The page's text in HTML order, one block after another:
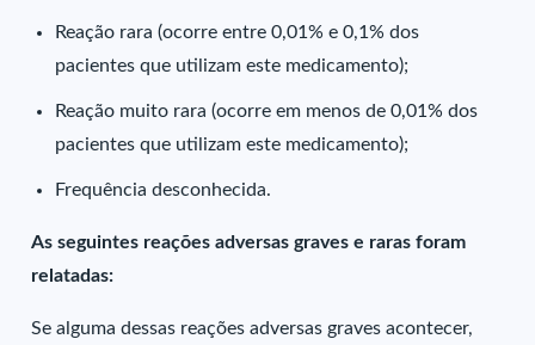
Reação rara (ocorre entre 0,01% e 0,1% dos
pacientes que utilizam este medicamento);
Reação muito rara (ocorre em menos de 0,01% dos
pacientes que utilizam este medicamento);
Frequência desconhecida.
As seguintes reações adversas graves e raras foram
relatadas:
Se alguma dessas reações adversas graves acontecer,